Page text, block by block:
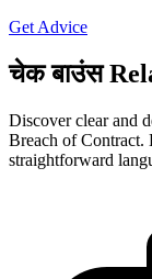
Get Advice
चेक बाउंस
Discover clear and
Breach of Contract.
straightforward